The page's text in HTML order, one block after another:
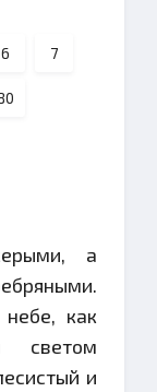
6 7
а
как
светом
и